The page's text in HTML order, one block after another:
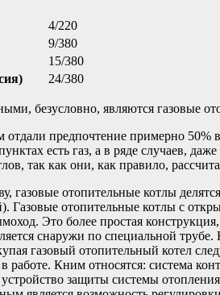
4/220
9/380
15/380
24/380
безусловно, являются газовые
предпочтение примерно 50%
есть газ, а в ряде случаев,
так как они, как правило,
газовые отопительные котлы
Газовые отопительные котлы с
Это более простая
снаружи по специальной
газовый отопительный котел
работе. Кним относятся: система
устройство защиты системы